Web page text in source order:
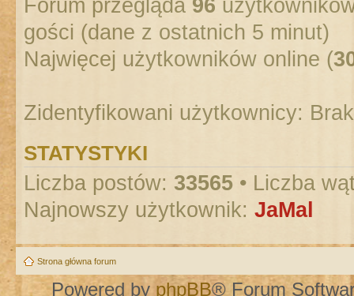
Forum przegląda 96
gości (dane z ostatnich 5 minut)
Najwięcej użytkowników online (
Zidentyfikowani użytkownicy:
STATYSTYKI
Liczba postów: 33565 • Liczba
Najnowszy użytkownik: JaMal
Strona główna forum
Powered by phpBB® Forum